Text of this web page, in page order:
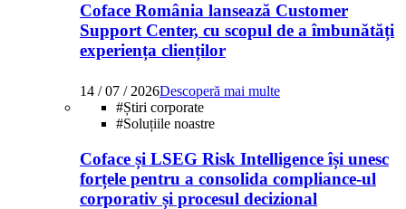
Coface România lansează Customer
Support Center, cu scopul de a îmbunătăți
experiența clienților
14 / 07 / 2026Descoperă mai multe
#Știri corporate
#Soluțiile noastre
Coface și LSEG Risk Intelligence își unesc
forțele pentru a consolida compliance-ul
corporativ și procesul decizional